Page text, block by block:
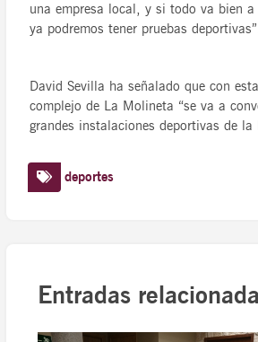
una empresa local, y si todo va bien a
ya podremos tener pruebas
David Sevilla ha señalado que con
complejo de La Molineta “se va a
grandes instalaciones deportivas de la
deportes
Entradas